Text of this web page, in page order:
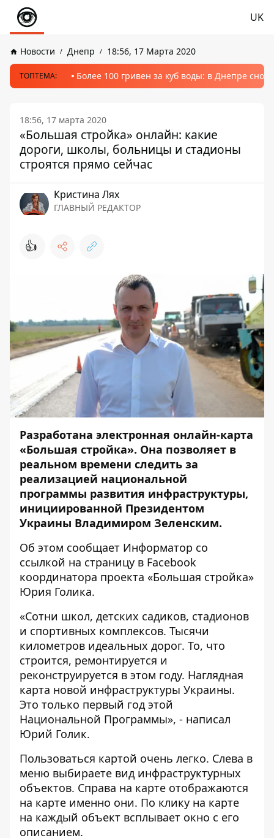
UK
Новости Днепр 18:56, 17 Марта 2020
ТОПТЕМА: Более 100 гривен за куб воды: в Днепре
18:56, 17 марта 2020
«Большая стройка» онлайн: какие
дороги, школы, больницы и стадионы
строятся прямо сейчас
Кристина Лях
ГЛАВНЫЙ РЕДАКТОР
👍
Разработана электронная онлайн-карта
«Большая стройка». Она позволяет в
реальном времени следить за
реализацией национальной
программы развития инфраструктуры,
инициированной Президентом
Украины Владимиром Зеленским.
Об этом сообщает Информатор со
ссылкой на страницу в Facebook
координатора проекта «Большая стройка»
Юрия Голика.
«Сотни школ, детских садиков, стадионов
и спортивных комплексов. Тысячи
километров идеальных дорог. То, что
строится, ремонтируется и
реконструируется в этом году. Наглядная
карта новой инфраструктуры Украины.
Это только первый год этой
Национальной Программы», - написал
Юрий Голик.
Пользоваться картой очень легко. Слева в
меню выбираете вид инфраструктурных
объектов. Справа на карте отображаются
на карте именно они. По клику на карте
на каждый объект всплывает окно с его
описанием.